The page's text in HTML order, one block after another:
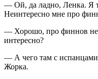
— Ой, да ладно, Ленка. Я
Неинтересно мне про
— Хорошо, про финнов
интересно?
— А чего там с испанцами
Жорка.